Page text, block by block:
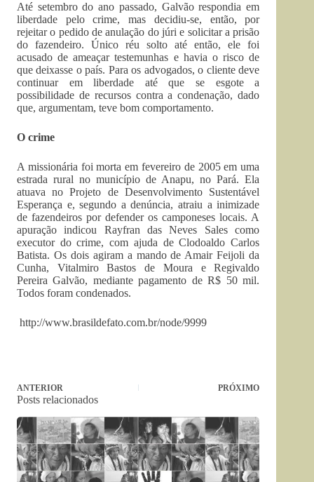
Até setembro do ano passado, Galvão respondia em
liberdade pelo crime, mas decidiu-se, então, por
rejeitar o pedido de anulação do júri e solicitar a prisão
do fazendeiro. Único réu solto até então, ele foi
acusado de ameaçar testemunhas e havia o risco de
que deixasse o país. Para os advogados, o cliente deve
continuar em liberdade até que se esgote a
possibilidade de recursos contra a condenação, dado
que, argumentam, teve bom comportamento.
O crime
A missionária foi morta em fevereiro de 2005 em uma
estrada rural no município de Anapu, no Pará. Ela
atuava no Projeto de Desenvolvimento Sustentável
Esperança e, segundo a denúncia, atraiu a inimizade
de fazendeiros por defender os camponeses locais. A
apuração indicou Rayfran das Neves Sales como
executor do crime, com ajuda de Clodoaldo Carlos
Batista. Os dois agiram a mando de Amair Feijoli da
Cunha, Vitalmiro Bastos de Moura e Regivaldo
Pereira Galvão, mediante pagamento de R$ 50 mil.
Todos foram condenados.
http://www.brasildefato.com.br/node/9999
ANTERIOR PRÓXIMO
Posts relacionados